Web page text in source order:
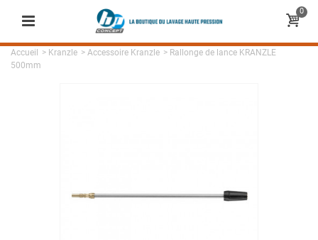
0
Accueil > Kranzle > Accessoire Kranzle > Rallonge de lance KRANZLE
500mm